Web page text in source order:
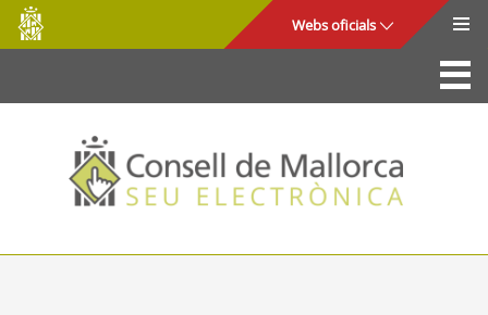
Salta al contingut principal
Consell
de
Mallorca
Webs oficials
La Seu
Consell de Mallorca
Accés i seguretat
Utilitats